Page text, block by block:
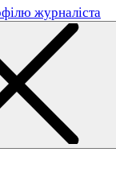
журналіста